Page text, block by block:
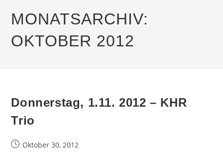
MONATSARCHIV:
OKTOBER 2012
Donnerstag, 1.11. 2012 – KHR
Trio
BeitragOktober 30, 2012